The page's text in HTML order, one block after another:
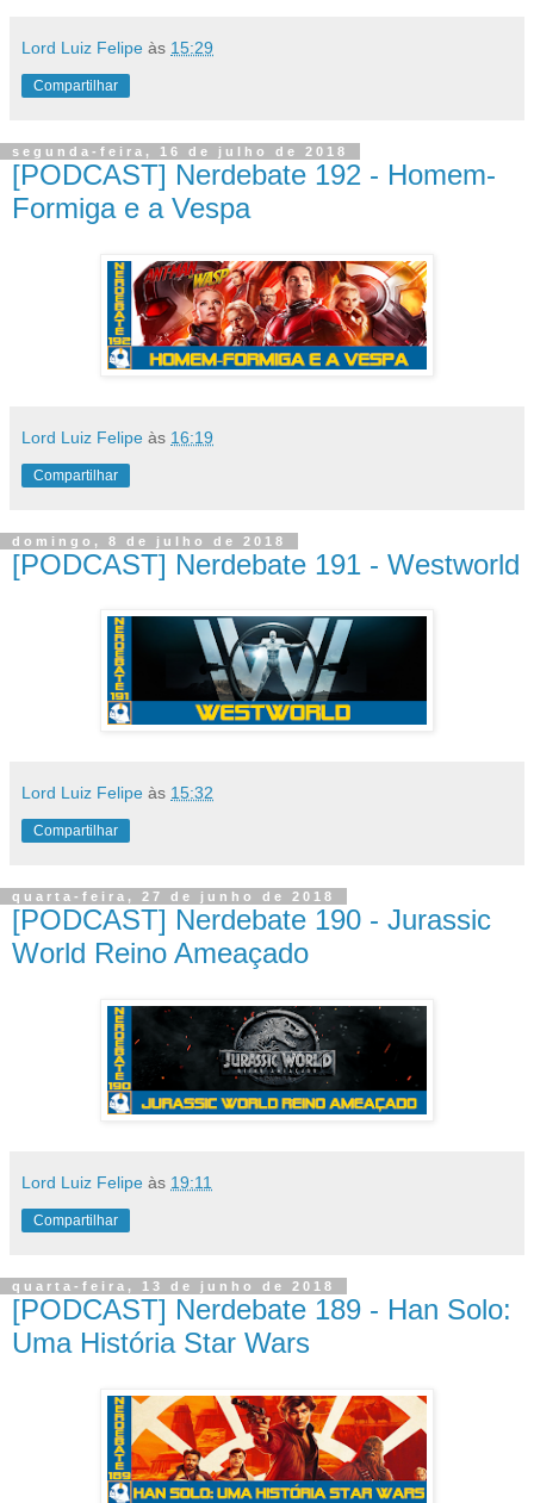
Lord Luiz Felipe às 15:29
Compartilhar
segunda-feira, 16 de julho de 2018
[PODCAST] Nerdebate 192 - Homem-
Formiga e a Vespa
Lord Luiz Felipe às 16:19
Compartilhar
domingo, 8 de julho de 2018
[PODCAST] Nerdebate 191 - Westworld
Lord Luiz Felipe às 15:32
Compartilhar
quarta-feira, 27 de junho de 2018
[PODCAST] Nerdebate 190 - Jurassic
World Reino Ameaçado
Lord Luiz Felipe às 19:11
Compartilhar
quarta-feira, 13 de junho de 2018
[PODCAST] Nerdebate 189 - Han Solo:
Uma História Star Wars